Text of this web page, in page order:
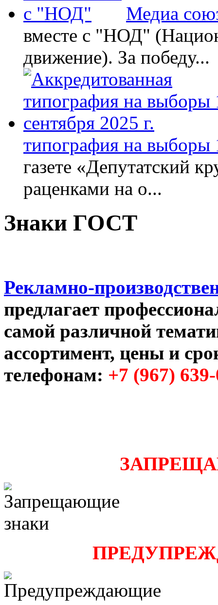
Медиа
вместе с "НОД"
движение). За победу...
типография на выборы
газете «Депутатский
раценками на о...
Знаки ГОСТ
Рекламно-
предлагает
самой различной
ассортимент, цены и
телефонам: +7 (967)